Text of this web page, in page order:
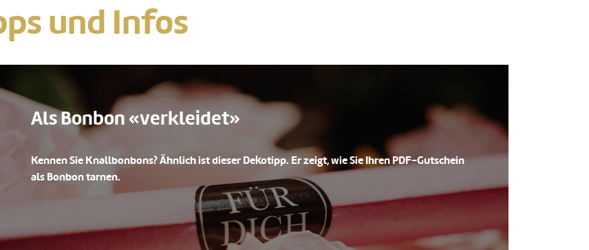
und Infos
Als Bonbon «verkleidet»
Kennen Sie Knallbonbons? Ähnlich ist dieser Dekotipp. Er zeigt, wie Sie Ihren PDF-Gutschein
als Bonbon tarnen.